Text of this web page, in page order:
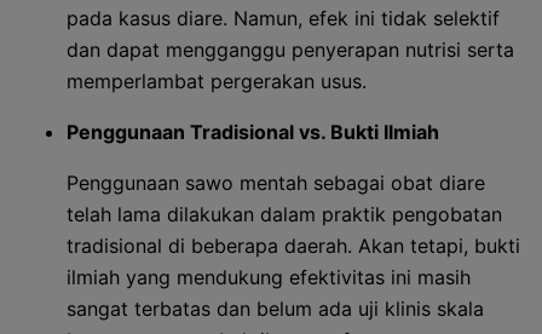
pada kasus diare. Namun, efek ini tidak selektif
dan dapat mengganggu penyerapan nutrisi serta
memperlambat pergerakan usus.
Penggunaan Tradisional vs. Bukti Ilmiah
Penggunaan sawo mentah sebagai obat diare
telah lama dilakukan dalam praktik pengobatan
tradisional di beberapa daerah. Akan tetapi, bukti
ilmiah yang mendukung efektivitas ini masih
sangat terbatas dan belum ada uji klinis skala